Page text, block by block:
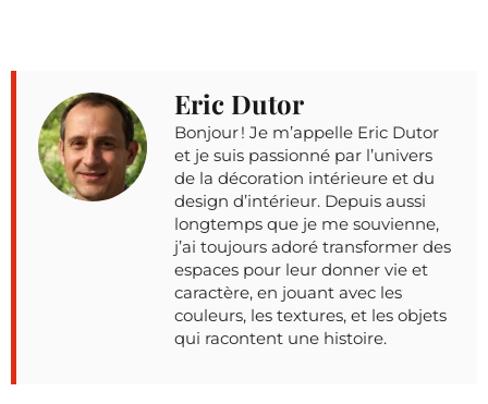
Eric Dutor
Bonjour ! Je m’appelle Eric Dutor
et je suis passionné par l’univers
de la décoration intérieure et du
design d’intérieur. Depuis aussi
longtemps que je me souvienne,
j’ai toujours adoré transformer des
espaces pour leur donner vie et
caractère, en jouant avec les
couleurs, les textures, et les objets
qui racontent une histoire.